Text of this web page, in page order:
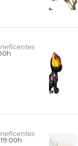
, 19:00h